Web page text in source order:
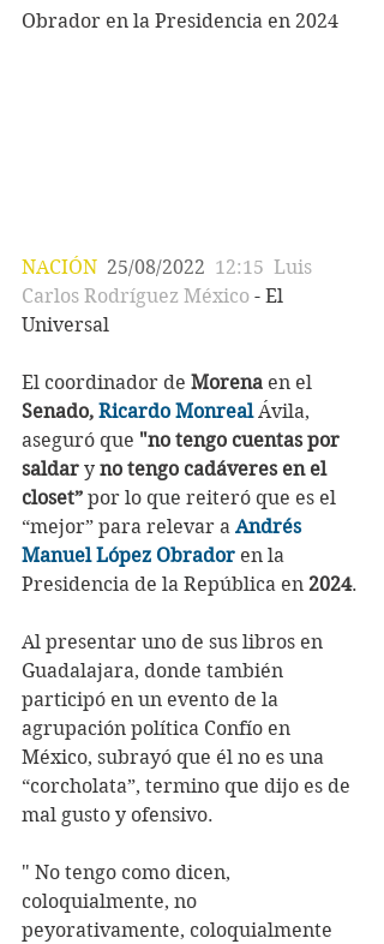
Obrador en la Presidencia en 2024
NACIÓN 25/08/2022 12:15  Luis
Carlos Rodríguez México - El
Universal
El coordinador de Morena en el
Senado, Ricardo Monreal Ávila,
aseguró que "no tengo cuentas por
saldar y no tengo cadáveres en el
closet” por lo que reiteró que es el
“mejor” para relevar a Andrés
Manuel López Obrador en la
Presidencia de la República en 2024.
Al presentar uno de sus libros en
Guadalajara, donde también
participó en un evento de la
agrupación política Confío en
México, subrayó que él no es una
“corcholata”, termino que dijo es de
mal gusto y ofensivo.
" No tengo como dicen,
coloquialmente, no
peyorativamente, coloquialmente